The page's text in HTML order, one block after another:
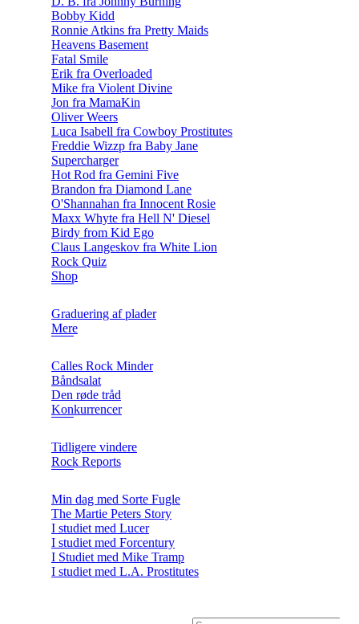
Bobby Kidd
Ronnie Atkins fra Pretty Maids
Heavens Basement
Fatal Smile
Erik fra Overloaded
Mike fra Violent Divine
Jon fra MamaKin
Oliver Weers
Luca Isabell fra Cowboy Prostitutes
Freddie Wizzp fra Baby Jane
Supercharger
Hot Rod fra Gemini Five
Brandon fra Diamond Lane
O'Shannahan fra Innocent Rosie
Maxx Whyte fra Hell N' Diesel
Birdy from Kid Ego
Claus Langeskov fra White Lion
Rock Quiz
Shop
Graduering af plader
Mere
Calles Rock Minder
Båndsalat
Den røde tråd
Konkurrencer
Tidligere vindere
Rock Reports
Min dag med Sorte Fugle
The Martie Peters Story
I studiet med Lucer
I studiet med Forcentury
I Studiet med Mike Tramp
I studiet med L.A. Prostitutes